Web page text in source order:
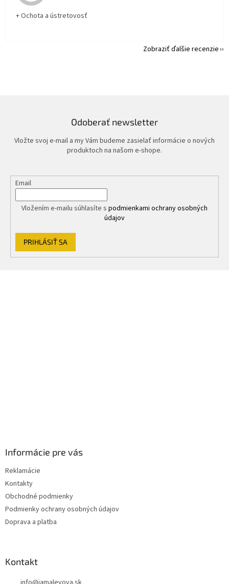
+ Ochota a ústretovosť
Zobraziť ďalšie recenzie
Odoberať newsletter
Vložte svoj e-mail a my Vám budeme zasielať informácie o nových
produktoch na našom e-shope.
Email
Vložením e-mailu súhlasíte s podmienkami ochrany osobných
údajov
PRIHLÁSIŤ SA
Informácie pre vás
Reklamácie
Kontakty
Obchodné podmienky
Podmienky ochrany osobných údajov
Doprava a platba
Kontakt